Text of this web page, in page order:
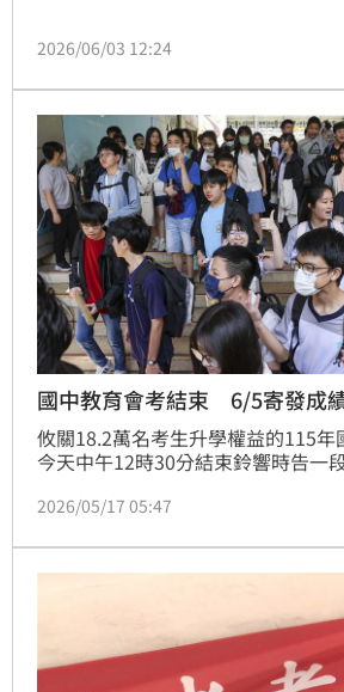
2026/06/03 12:24
國中教育會考結束 6/5寄發成
攸關18.2萬名考生升學權益的115年
今天中午12時30分結束鈴響時告一
2026/05/17 05:47